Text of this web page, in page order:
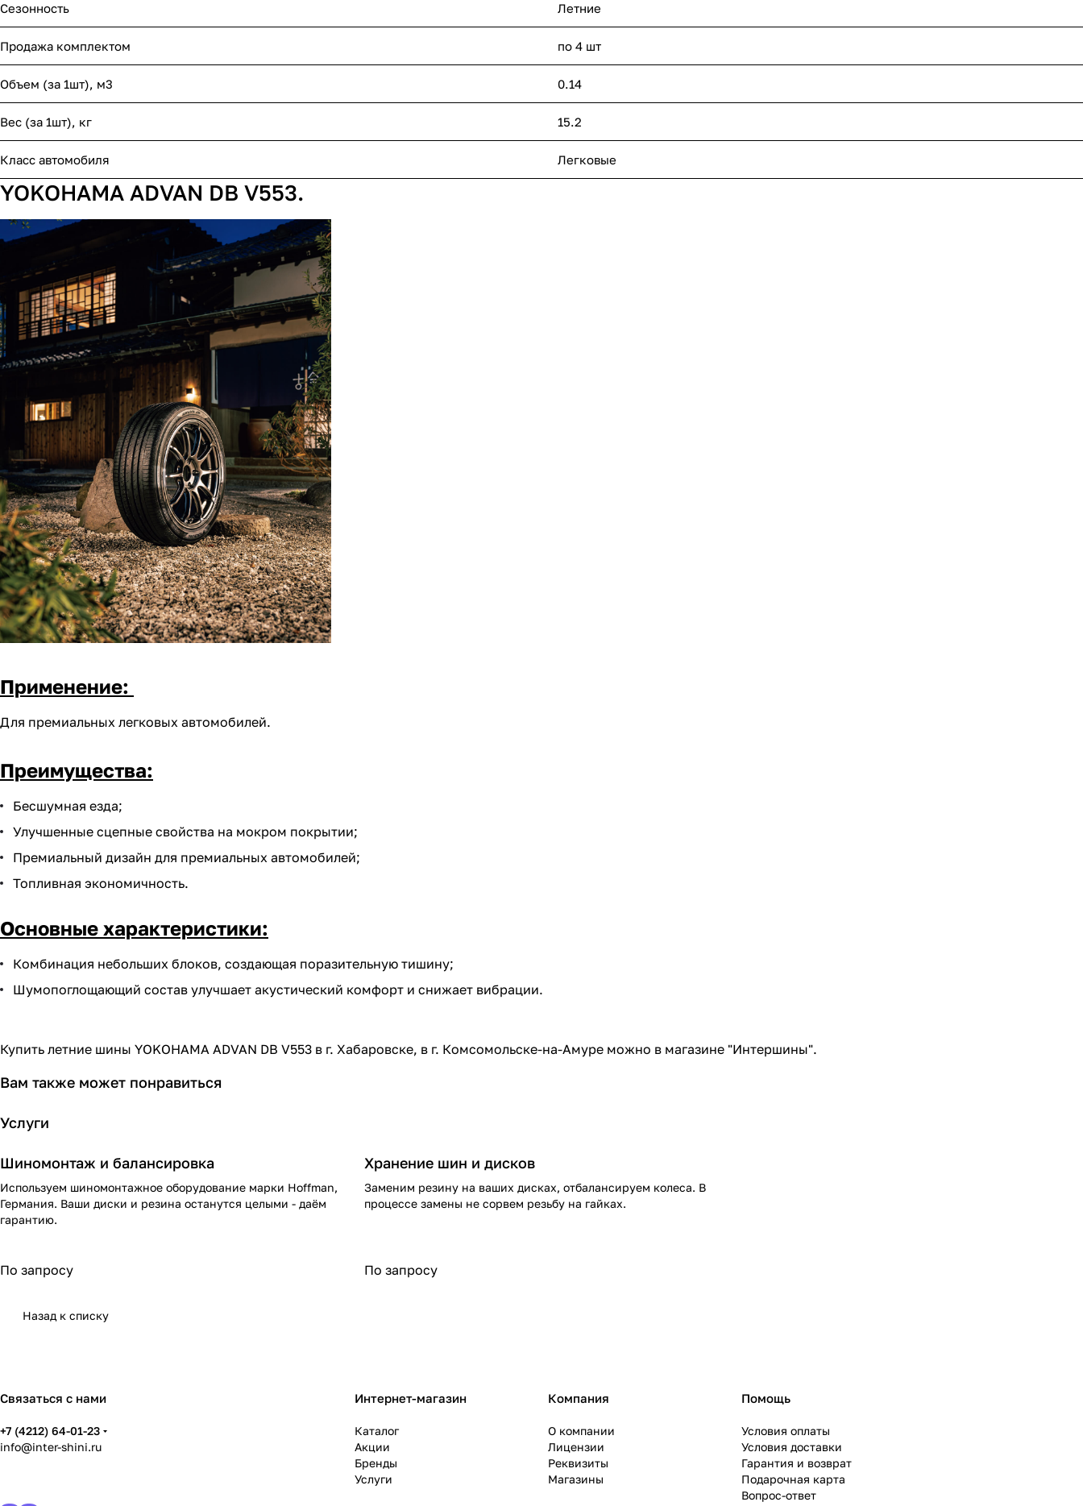
Сезонность Летние
Продажа комплектом по 4 шт
Объем (за 1шт), м3 0.14
Вес (за 1шт), кг 15.2
Класс автомобиля Легковые
YOKOHAMA ADVAN DB V553.
Применение:
Для премиальных легковых автомобилей.
Преимущества:
Бесшумная езда;
Улучшенные сцепные свойства на мокром покрытии;
Премиальный дизайн для премиальных автомобилей;
Топливная экономичность.
Основные характеристики:
Комбинация небольших блоков, создающая поразительную тишину;
Шумопоглощающий состав улучшает акустический комфорт и снижает вибрации.
Купить летние шины YOKOHAMA ADVAN DB V553 в г. Хабаровске, в г. Комсомольске-на-Амуре можно в магазине "Интершины".
Вам также может понравиться
Услуги
Шиномонтаж и балансировка
Используем шиномонтажное оборудование марки Hoffman,
Германия. Ваши диски и резина останутся целыми - даём
гарантию.
По запросу
Хранение шин и дисков
Заменим резину на ваших дисках, отбалансируем колеса. В
процессе замены не сорвем резьбу на гайках.
По запросу
Назад к списку
Связаться с нами
+7 (4212) 64-01-23
info@inter-shini.ru
Интернет-магазин
Каталог
Акции
Бренды
Услуги
Компания
О компании
Лицензии
Реквизиты
Магазины
Помощь
Условия оплаты
Условия доставки
Гарантия и возврат
Подарочная карта
Вопрос-ответ